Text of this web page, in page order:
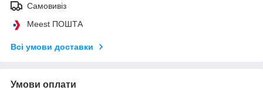
Самовивіз
Meest ПОШТА
Всі умови доставки
Умови оплати